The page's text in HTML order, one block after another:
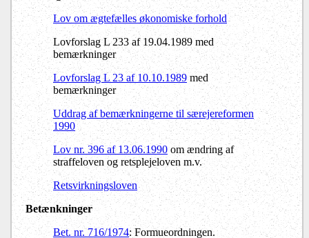
Lov om ægtefælles økonomiske forhold
Lovforslag L 233 af 19.04.1989 med
bemærkninger
Lovforslag L 23 af 10.10.1989med
bemærkninger
Uddrag af bemærkningerne til særejereformen
1990
Lov nr. 396 af 13.06.1990 om ændring af
straffeloven og retsplejeloven m.v.
Retsvirkningsloven
Betænkninger
Bet. nr. 716/1974: Formueordningen.